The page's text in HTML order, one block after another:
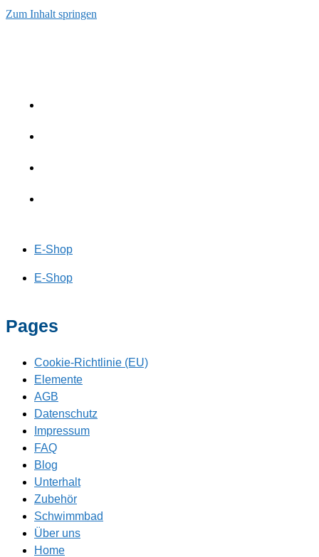
Zum Inhalt springen
E-Shop
E-Shop
Pages
Cookie-Richtlinie (EU)
Elemente
AGB
Datenschutz
Impressum
FAQ
Blog
Unterhalt
Zubehör
Schwimmbad
Über uns
Home